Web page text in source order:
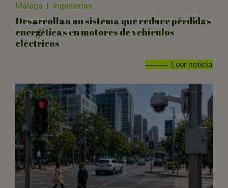
Málaga | Ingenierías
Desarrollan un sistema que reduce pérdidas
energéticas en motores de vehículos
eléctricos
Leer noticia